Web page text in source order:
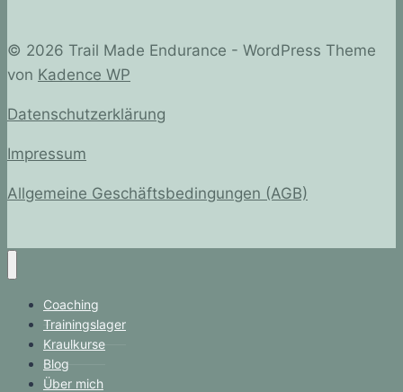
© 2026 Trail Made Endurance - WordPress Theme
von Kadence WP
Datenschutzerklärung
Impressum
Allgemeine Geschäftsbedingungen (AGB)
Coaching
Trainingslager
Kraulkurse
Blog
Über mich